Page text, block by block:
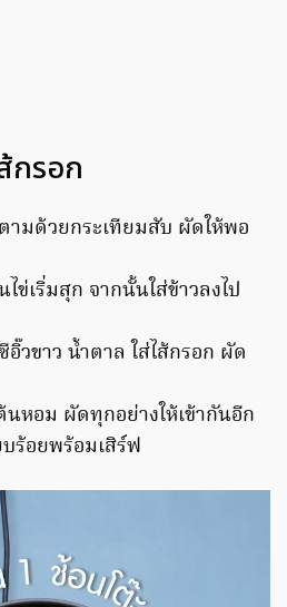
กรอก
ามด้วยกระเทียมสับ ผัดให้พอ
ข่เริ่มสุก จากนั้นใส่ข้าวลงไป
วขาว น้ำตาล ใส่ไส้กรอก ผัด
นหอม ผัดทุกอย่างให้เข้ากันอีก
บร้อยพร้อมเสิร์ฟ